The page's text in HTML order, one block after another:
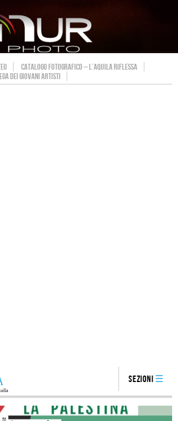
CATALOGO FOTOGRAFICO – L’AQUILA RIFLESSA
DEI GIOVANI ARTISTI
Sezioni